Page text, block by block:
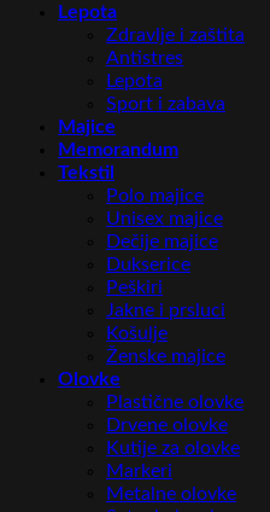
Lepota
Zdravlje i zaštita
Antistres
Lepota
Sport i zabava
Majice
Memorandum
Tekstil
Polo majice
Unisex majice
Dečije majice
Dukserice
Peškiri
Jakne i prsluci
Košulje
Ženske majice
Olovke
Plastične olovke
Drvene olovke
Kutije za olovke
Markeri
Metalne olovke